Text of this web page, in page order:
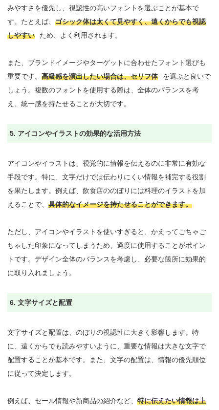
みやすさを優先し、視認性の高いフォントを選ぶことが基本で
す。たとえば、 ゴシック体は太くて見やすく、遠くからでも視認
しやすい
ため、よく利用されます。
また、ブランドイメージやターゲットに合わせたフォント選びも
重要です。 高級感を演出したい場合は、セリフ体
を選ぶと良いで
しょう。複数のフォントを使用する際は、全体のバランスを考
え、統一感を持たせることが大切です。
5. アイコンやイラストの効果的な活用方法
アイコンやイラストは、視覚的に情報を伝えるのに非常に有効な
手段です。特に、文字だけでは伝わりにくい情報を補完する役割
を果たします。例えば、飲食店ののぼりには料理のイラストを加
えることで、 具体的なイメージを持たせることができます。
ただし、アイコンやイラストを使いすぎると、かえってごちゃご
ちゃした印象になってしまうため、適度に使用することがポイン
トです。デザイン全体のバランスを考慮し、必要な箇所に効果的
に取り入れましょう。
6. 文字サイズと配置
文字サイズと配置は、のぼりの視認性に大きく影響します。特
に、遠くからでも読みやすいように、重要な情報は大きな文字で
配置することが基本です。また、文字の配置は、情報の優先順位
に従って決定します。
例えば、セール情報や新商品の紹介など、 特に伝えたい情報は上